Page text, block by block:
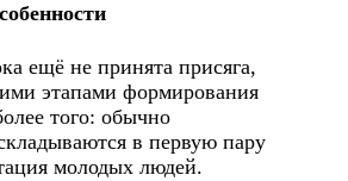
ещё не принята присяга,
этапами формирования
того: обычно
в первую пару
молодых людей.